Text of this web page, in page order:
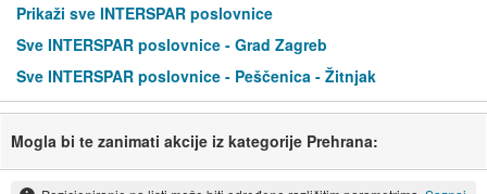
Prikaži sve INTERSPAR poslovnice
Sve INTERSPAR poslovnice - Grad Zagreb
Sve INTERSPAR poslovnice - Peščenica - Žitnjak
Mogla bi te zanimati akcije iz kategorije Prehrana: